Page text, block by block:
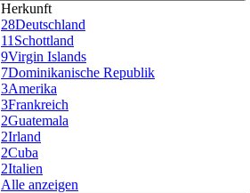
Herkunft
28Deutschland
11 Schottland
9Virgin Islands
7Dominikanische Republik
3Amerika
3Frankreich
2Guatemala
2Irland
2Cuba
2Italien
Alle anzeigen